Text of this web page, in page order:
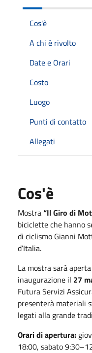
Cos'è
A chi è rivolto
Date e Orari
Costo
Luogo
Punti di contatto
Allegati
Cos'è
Mostra“Il Giro di
biciclette che hanno
di ciclismo Gianni
d’Italia.
La mostra sarà aperta
inaugurazione il 27
Futura Servizi
presenterà materiali
legati alla grande
Orari di apertura:
18:00, sabato